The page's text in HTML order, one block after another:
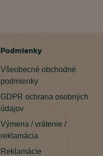
Podmienky
Všeobecné obchodné
podmienky
GDPR ochrana osobných
údajov
Výmena / vrátenie /
reklamácia
Reklamácie